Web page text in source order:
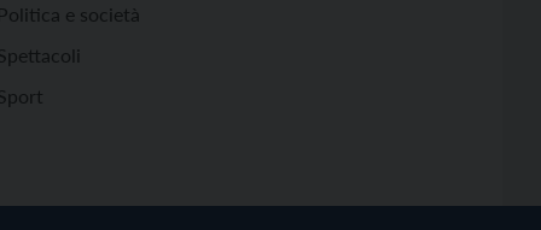
Politica e società